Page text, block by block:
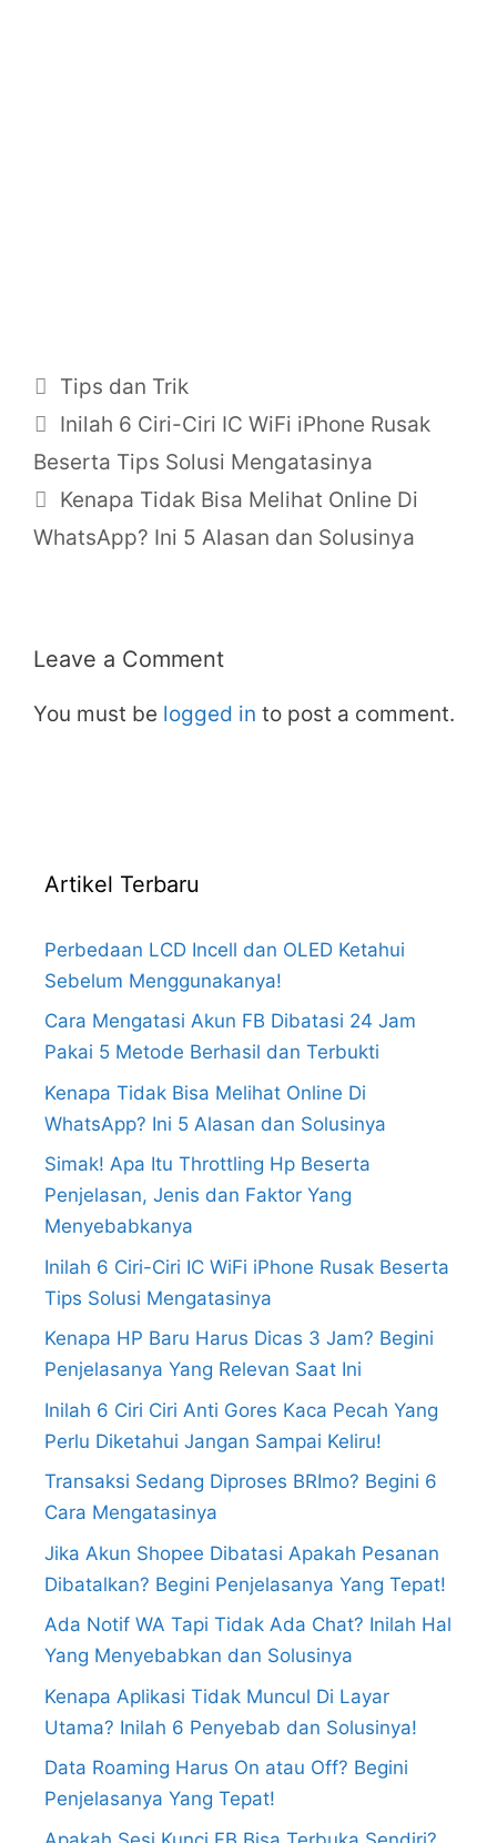
Categories
Tips dan Trik
Inilah 6 Ciri-Ciri IC WiFi iPhone Rusak
Beserta Tips Solusi Mengatasinya
Kenapa Tidak Bisa Melihat Online Di
WhatsApp? Ini 5 Alasan dan Solusinya
Leave a Comment
You must be logged in to post a comment.
Artikel Terbaru
Perbedaan LCD Incell dan OLED Ketahui
Sebelum Menggunakanya!
Cara Mengatasi Akun FB Dibatasi 24 Jam
Pakai 5 Metode Berhasil dan Terbukti
Kenapa Tidak Bisa Melihat Online Di
WhatsApp? Ini 5 Alasan dan Solusinya
Simak! Apa Itu Throttling Hp Beserta
Penjelasan, Jenis dan Faktor Yang
Menyebabkanya
Inilah 6 Ciri-Ciri IC WiFi iPhone Rusak Beserta
Tips Solusi Mengatasinya
Kenapa HP Baru Harus Dicas 3 Jam? Begini
Penjelasanya Yang Relevan Saat Ini
Inilah 6 Ciri Ciri Anti Gores Kaca Pecah Yang
Perlu Diketahui Jangan Sampai Keliru!
Transaksi Sedang Diproses BRImo? Begini 6
Cara Mengatasinya
Jika Akun Shopee Dibatasi Apakah Pesanan
Dibatalkan? Begini Penjelasanya Yang Tepat!
Ada Notif WA Tapi Tidak Ada Chat? Inilah Hal
Yang Menyebabkan dan Solusinya
Kenapa Aplikasi Tidak Muncul Di Layar
Utama? Inilah 6 Penyebab dan Solusinya!
Data Roaming Harus On atau Off? Begini
Penjelasanya Yang Tepat!